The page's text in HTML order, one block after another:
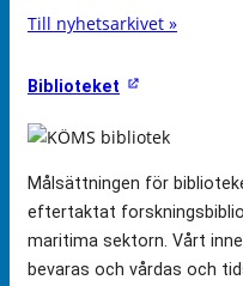
Till nyhetsarkivet »
Biblioteket
Målsättningen för
eftertaktat
maritima sektorn. Vårt
bevaras och vårdas och